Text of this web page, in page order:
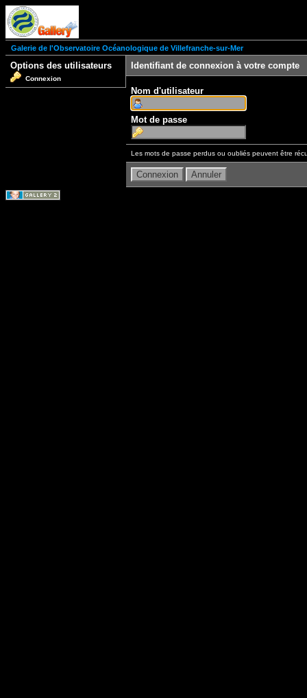
Galerie de l'Observatoire Océanologique de Villefranche-sur-Mer
Options des utilisateurs
Connexion
Identifiant de connexion à votre compte
Nom d'utilisateur
Mot de passe
Les mots de passe perdus ou oubliés peuvent être